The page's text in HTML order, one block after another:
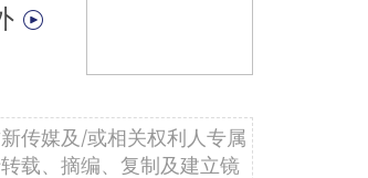
传媒及/或相关权利人专属
载、摘编、复制及建立镜